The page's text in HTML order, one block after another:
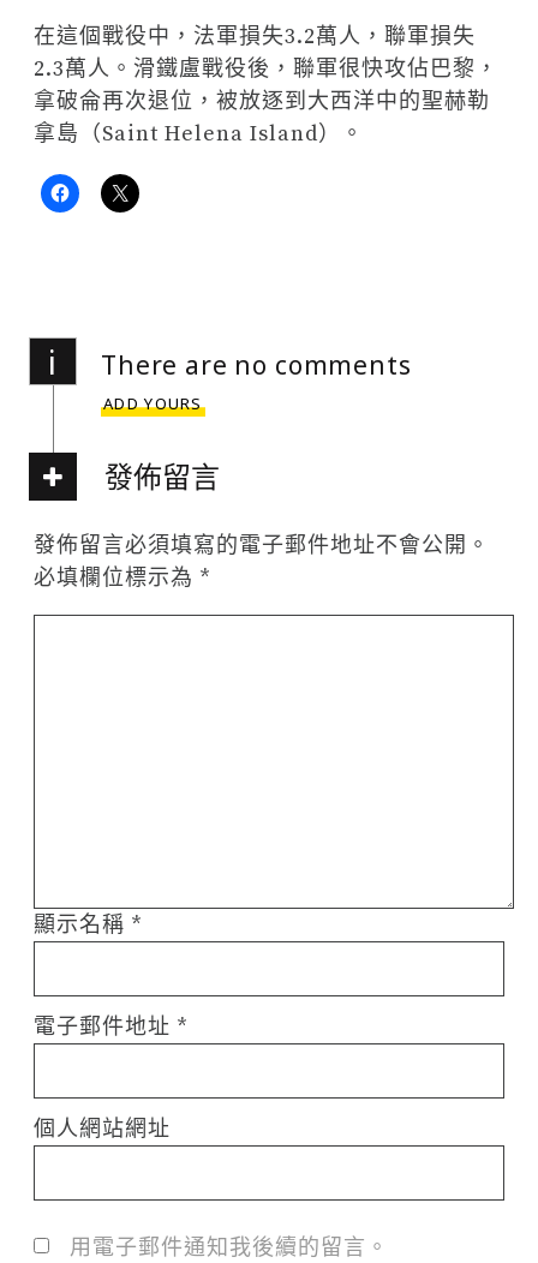
在這個戰役中，法軍損失3.2萬人，聯軍損失
2.3萬人。滑鐵盧戰役後，聯軍很快攻佔巴黎，
拿破侖再次退位，被放逐到大西洋中的聖赫勒
拿島（Saint Helena Island）。
i There are no comments
ADD YOURS
發佈留言
發佈留言必須填寫的電子郵件地址不會公開。
必填欄位標示為 *
顯示名稱 *
電子郵件地址 *
個人網站網址
用電子郵件通知我後續的留言。